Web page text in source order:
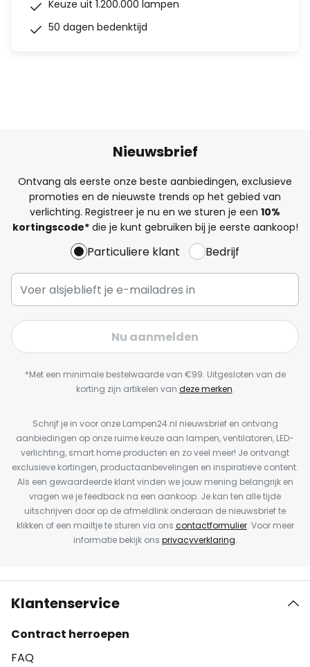
Keuze uit 1.200.000 lampen
50 dagen bedenktijd
Nieuwsbrief
Ontvang als eerste onze beste aanbiedingen, exclusieve
promoties en de nieuwste trends op het gebied van
verlichting. Registreer je nu en we sturen je een 10%
kortingscode*die je kunt gebruiken bij je eerste aankoop!
Particuliere klant Bedrijf
Nu aanmelden
*Met een minimale bestelwaarde van €99. Uitgesloten van de
korting zijn artikelen van deze merken.
Schrijf je in voor onze Lampen24.nl nieuwsbrief en ontvang
aanbiedingen op onze ruime keuze aan lampen, ventilatoren, LED-
verlichting, smart home producten en zo veel meer! Je ontvangt
exclusieve kortingen, productaanbevelingen en inspiratieve content.
Als een gewaardeerde klant vinden we jouw mening belangrijk en
vragen we je feedback na een aankoop. Je kan ten alle tijde
uitschrijven door op de afmeldlink onderaan de nieuwsbrief te
klikken of een mailtje te sturen via ons contactformulier. Voor meer
informatie bekijk ons privacyverklaring.
Klantenservice
Contract herroepen
FAQ